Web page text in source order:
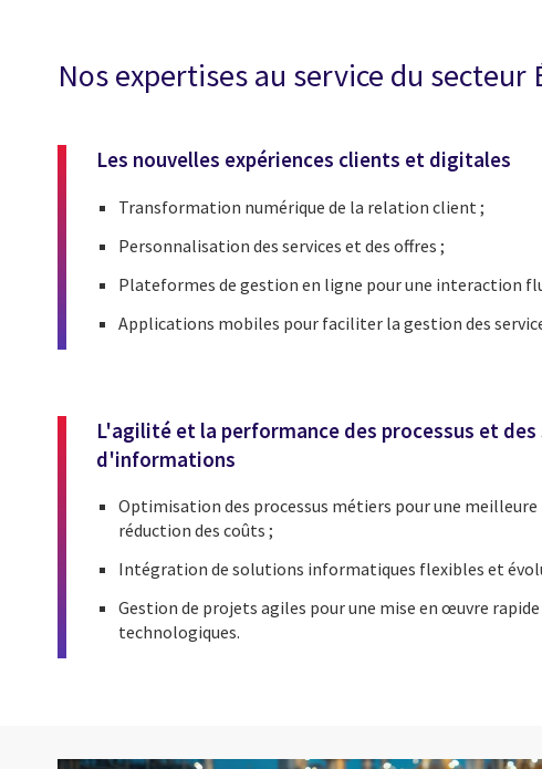
Nos expertises au service du
Les nouvelles expériences clients et digitales
Transformation numérique de la relation client ;
Personnalisation des services et des offres ;
Plateformes de gestion en ligne pour une interaction
Applications mobiles pour faciliter la gestion des
L'agilité et la performance des processus et des
d'informations
Optimisation des processus métiers pour une
réduction des coûts ;
Intégration de solutions informatiques flexibles et
Gestion de projets agiles pour une mise en œuvre
technologiques.